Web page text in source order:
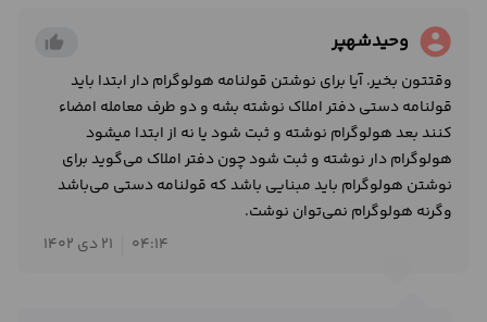
account_circle وحیدشهپر thumb_up_alt
وقتتون بخیر. آیا برای نوشتن قولنامه هولوگرام دار ابتدا باید
قولنامه دستی دفتر املاک نوشته بشه و دو طرف معامله امضاء
کنند بعد هولوگرام نوشته و ثبت شود یا نه از ابتدا میشود
هولوگرام دار نوشته و ثبت شود چون دفتر املاک می‌گوید برای
نوشتن هولوگرام باید مبنایی باشد که قولنامه دستی می‌باشد
وگرنه هولوگرام نمی‌توان نوشت.
04:14
21 دی 1402